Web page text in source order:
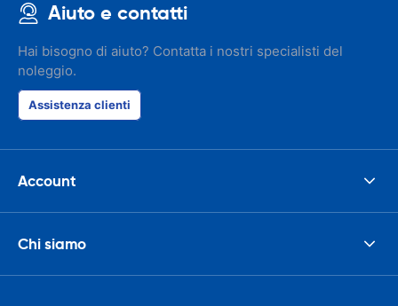
Aiuto e contatti
Hai bisogno di aiuto? Contatta i nostri specialisti del
noleggio.
Assistenza clienti
Account
Chi siamo